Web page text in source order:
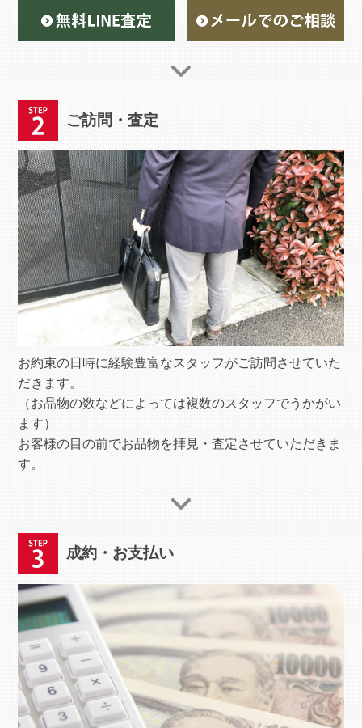
ご訪問・査定
お約束の日時に経験豊富なスタッフがご訪問させていた
だきます。
（お品物の数などによっては複数のスタッフでうかがい
ます）
お客様の目の前でお品物を拝見・査定させていただきま
す。
成約・お支払い